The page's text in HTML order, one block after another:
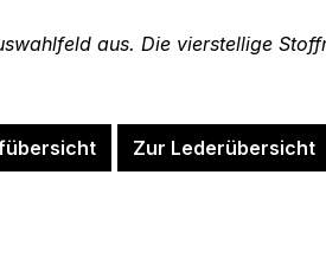
aus. Die vierstellige
Zur Lederübersicht